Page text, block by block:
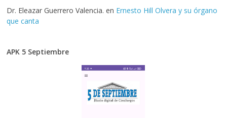
Dr. Eleazar Guerrero Valencia. en Ernesto Hill Olvera y su órgano
que canta
APK 5 Septiembre